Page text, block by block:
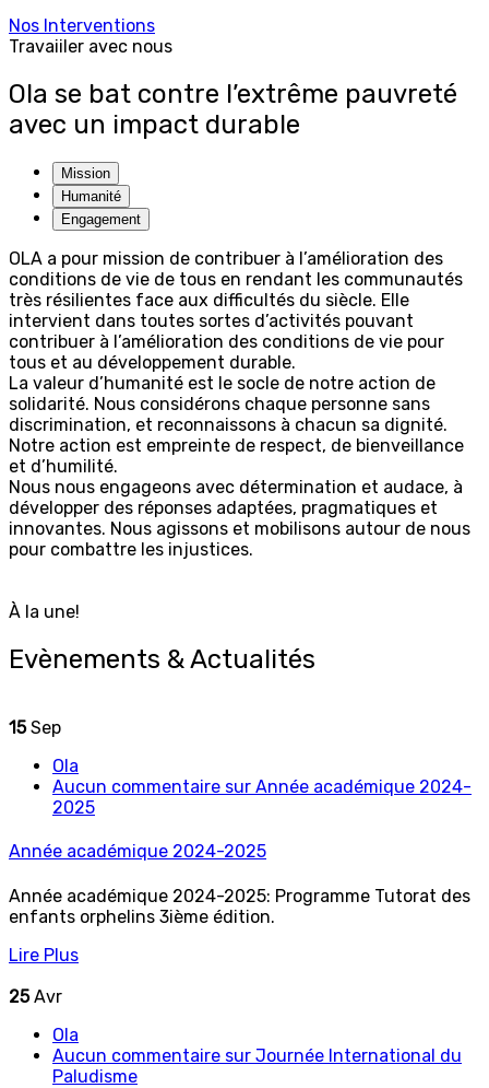
Nos Interventions
Travaiiler avec nous
Ola se bat contre l’extrême pauvreté
avec un impact durable
Mission
Humanité
Engagement
OLA a pour mission de contribuer à l’amélioration des
conditions de vie de tous en rendant les communautés
très résilientes face aux difficultés du siècle. Elle
intervient dans toutes sortes d’activités pouvant
contribuer à l’amélioration des conditions de vie pour
tous et au développement durable.
La valeur d’humanité est le socle de notre action de
solidarité. Nous considérons chaque personne sans
discrimination, et reconnaissons à chacun sa dignité.
Notre action est empreinte de respect, de bienveillance
et d’humilité.
Nous nous engageons avec détermination et audace, à
développer des réponses adaptées, pragmatiques et
innovantes. Nous agissons et mobilisons autour de nous
pour combattre les injustices.
À la une!
Evènements & Actualités
15 Sep
Ola
Aucun commentaire sur Année académique 2024-
2025
Année académique 2024-2025
Année académique 2024-2025: Programme Tutorat des
enfants orphelins 3ième édition.
Lire Plus
25 Avr
Ola
Aucun commentaire sur Journée International du
Paludisme